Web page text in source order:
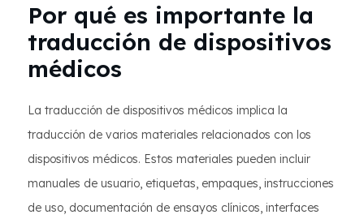
Por qué es importante la
traducción de dispositivos
médicos
La traducción de dispositivos médicos implica la
traducción de varios materiales relacionados con los
dispositivos médicos. Estos materiales pueden incluir
manuales de usuario, etiquetas, empaques, instrucciones
de uso, documentación de ensayos clínicos, interfaces